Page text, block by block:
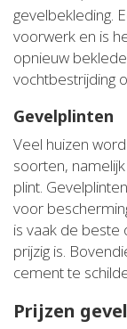
gevelbekleding.
voorwerk en is
opnieuw
vochtbestrijding
Gevelplinten
Veel huizen
soorten,
plint.
voor
is vaak de
prijzig is.
cement te
Prijzen